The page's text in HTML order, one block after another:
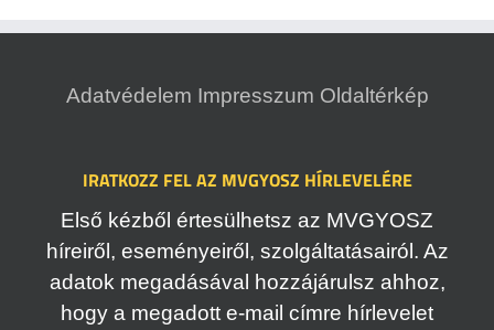
Adatvédelem Impresszum Oldaltérkép
IRATKOZZ FEL AZ MVGYOSZ HÍRLEVELÉRE
Első kézből értesülhetsz az MVGYOSZ
híreiről, eseményeiről, szolgáltatásairól. Az
adatok megadásával hozzájárulsz ahhoz,
hogy a megadott e-mail címre hírlevelet